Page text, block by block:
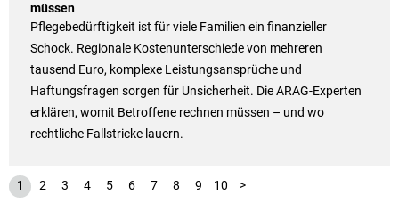
müssen
Pflegebedürftigkeit ist für viele Familien ein finanzieller
Schock. Regionale Kostenunterschiede von mehreren
tausend Euro, komplexe Leistungsansprüche und
Haftungsfragen sorgen für Unsicherheit. Die ARAG-Experten
erklären, womit Betroffene rechnen müssen – und wo
rechtliche Fallstricke lauern.
1 2 3 4 5 6 7 8 9 10
1112 >